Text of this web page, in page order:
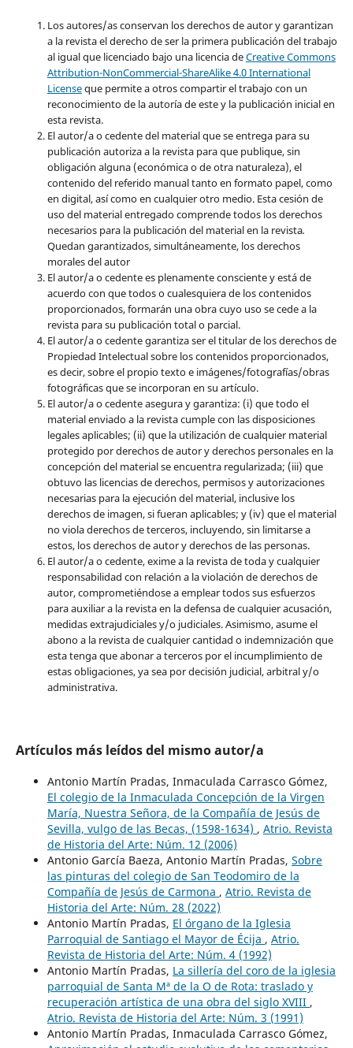
Los autores/as conservan los derechos de autor y garantizan
a la revista el derecho de ser la primera publicación del trabajo
al igual que licenciado bajo una licencia deCreative Commons
Attribution-NonCommercial-ShareAlike 4.0 International
Licenseque permite a otros compartir el trabajo con un
reconocimiento de la autoría de este y la publicación inicial en
esta revista.
El autor/a o cedente del material que se entrega para su
publicación autoriza a la revista para que publique, sin
obligación alguna (económica o de otra naturaleza), el
contenido del referido manual tanto en formato papel, como
en digital, así como en cualquier otro medio. Esta cesión de
uso del material entregado comprende todos los derechos
necesarios para la publicación del material en la revista.
Quedan garantizados, simultáneamente, los derechos
morales del autor
El autor/a o cedente es plenamente consciente y está de
acuerdo con que todos o cualesquiera de los contenidos
proporcionados, formarán una obra cuyo uso se cede a la
revista para su publicación total o parcial.
El autor/a o cedente garantiza ser el titular de los derechos de
Propiedad Intelectual sobre los contenidos proporcionados,
es decir, sobre el propio texto e imágenes/fotografías/obras
fotográficas que se incorporan en su artículo.
El autor/a o cedente asegura y garantiza: (i) que todo el
material enviado a la revista cumple con las disposiciones
legales aplicables; (ii) que la utilización de cualquier material
protegido por derechos de autor y derechos personales en la
concepción del material se encuentra regularizada; (iii) que
obtuvo las licencias de derechos, permisos y autorizaciones
necesarias para la ejecución del material, inclusive los
derechos de imagen, si fueran aplicables; y (iv) que el material
no viola derechos de terceros, incluyendo, sin limitarse a
estos, los derechos de autor y derechos de las personas.
El autor/a o cedente, exime a la revista de toda y cualquier
responsabilidad con relación a la violación de derechos de
autor, comprometiéndose a emplear todos sus esfuerzos
para auxiliar a la revista en la defensa de cualquier acusación,
medidas extrajudiciales y/o judiciales. Asimismo, asume el
abono a la revista de cualquier cantidad o indemnización que
esta tenga que abonar a terceros por el incumplimiento de
estas obligaciones, ya sea por decisión judicial, arbitral y/o
administrativa.
Artículos más leídos del mismo autor/a
Antonio Martín Pradas, Inmaculada Carrasco Gómez,
El colegio de la Inmaculada Concepción de la Virgen
María, Nuestra Señora, de la Compañía de Jesús de
Sevilla, vulgo de las Becas, (1598-1634) , Atrio. Revista
de Historia del Arte: Núm. 12 (2006)
Antonio García Baeza, Antonio Martín Pradas, Sobre
las pinturas del colegio de San Teodomiro de la
Compañía de Jesús de Carmona , Atrio. Revista de
Historia del Arte: Núm. 28 (2022)
Antonio Martín Pradas, El órgano de la Iglesia
Parroquial de Santiago el Mayor de Écija , Atrio.
Revista de Historia del Arte: Núm. 4 (1992)
Antonio Martín Pradas, La sillería del coro de la iglesia
parroquial de Santa Mª de la O de Rota: traslado y
recuperación artística de una obra del siglo XVIII ,
Atrio. Revista de Historia del Arte: Núm. 3 (1991)
Antonio Martín Pradas, Inmaculada Carrasco Gómez,